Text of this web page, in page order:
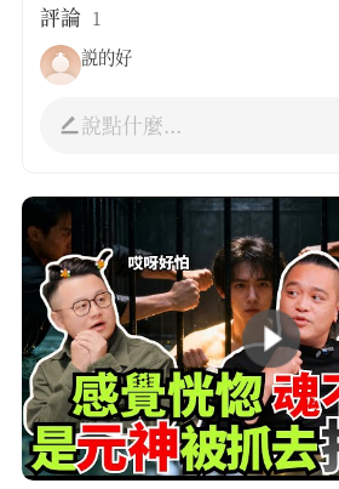
評論 1
説的好
說點什麼...